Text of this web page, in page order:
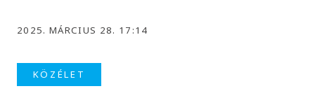
2025. MÁRCIUS 28. 17:14
KÖZÉLET